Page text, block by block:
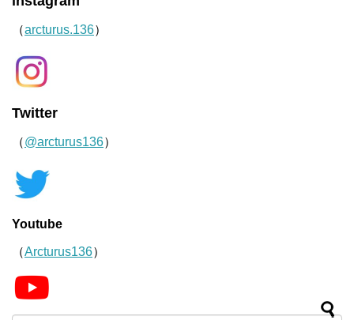
（arcturus.136）
Twitter
（@arcturus136）
Youtube
（Arcturus136）